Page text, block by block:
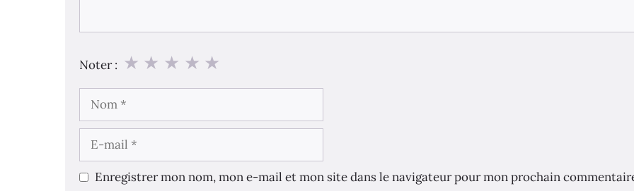
Noter : ★
★
★
★
★
mail
Enregistrer mon nom, mon e-mail et mon site dans le navigateur pour mon prochain